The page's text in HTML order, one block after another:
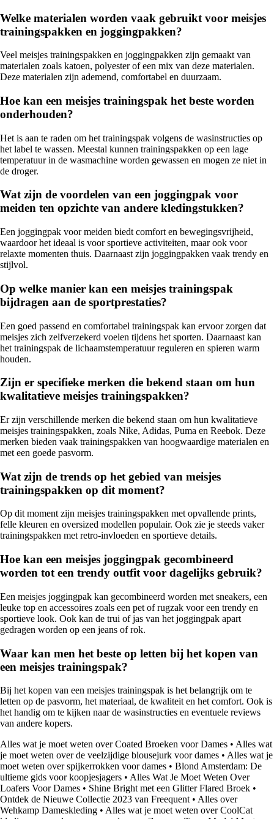
Welke materialen worden vaak gebruikt voor meisjes
trainingspakken en joggingpakken?
Veel meisjes trainingspakken en joggingpakken zijn gemaakt van
materialen zoals katoen, polyester of een mix van deze materialen.
Deze materialen zijn ademend, comfortabel en duurzaam.
Hoe kan een meisjes trainingspak het beste worden
onderhouden?
Het is aan te raden om het trainingspak volgens de wasinstructies op
het label te wassen. Meestal kunnen trainingspakken op een lage
temperatuur in de wasmachine worden gewassen en mogen ze niet in
de droger.
Wat zijn de voordelen van een joggingpak voor
meiden ten opzichte van andere kledingstukken?
Een joggingpak voor meiden biedt comfort en bewegingsvrijheid,
waardoor het ideaal is voor sportieve activiteiten, maar ook voor
relaxte momenten thuis. Daarnaast zijn joggingpakken vaak trendy en
stijlvol.
Op welke manier kan een meisjes trainingspak
bijdragen aan de sportprestaties?
Een goed passend en comfortabel trainingspak kan ervoor zorgen dat
meisjes zich zelfverzekerd voelen tijdens het sporten. Daarnaast kan
het trainingspak de lichaamstemperatuur reguleren en spieren warm
houden.
Zijn er specifieke merken die bekend staan om hun
kwalitatieve meisjes trainingspakken?
Er zijn verschillende merken die bekend staan om hun kwalitatieve
meisjes trainingspakken, zoals Nike, Adidas, Puma en Reebok. Deze
merken bieden vaak trainingspakken van hoogwaardige materialen en
met een goede pasvorm.
Wat zijn de trends op het gebied van meisjes
trainingspakken op dit moment?
Op dit moment zijn meisjes trainingspakken met opvallende prints,
felle kleuren en oversized modellen populair. Ook zie je steeds vaker
trainingspakken met retro-invloeden en sportieve details.
Hoe kan een meisjes joggingpak gecombineerd
worden tot een trendy outfit voor dagelijks gebruik?
Een meisjes joggingpak kan gecombineerd worden met sneakers, een
leuke top en accessoires zoals een pet of rugzak voor een trendy en
sportieve look. Ook kan de trui of jas van het joggingpak apart
gedragen worden op een jeans of rok.
Waar kan men het beste op letten bij het kopen van
een meisjes trainingspak?
Bij het kopen van een meisjes trainingspak is het belangrijk om te
letten op de pasvorm, het materiaal, de kwaliteit en het comfort. Ook is
het handig om te kijken naar de wasinstructies en eventuele reviews
van andere kopers.
Alles wat je moet weten over Coated Broeken voor Dames • Alles wat
je moet weten over de veelzijdige blousejurk voor dames • Alles wat je
moet weten over spijkerrokken voor dames • Blond Amsterdam: De
ultieme gids voor koopjesjagers • Alles Wat Je Moet Weten Over
Loafers Voor Dames • Shine Bright met een Glitter Flared Broek •
Ontdek de Nieuwe Collectie 2023 van Freequent • Alles over
Wehkamp Dameskleding • Alles wat je moet weten over CoolCat